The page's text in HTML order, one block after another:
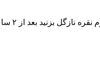
با صابون زغال اکتیو نازگل بشوئید